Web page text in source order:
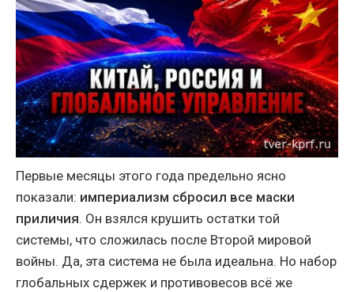
Первые месяцы этого года предельно ясно
показали: империализм сбросил все маски
приличия. Он взялся крушить остатки той
системы, что сложилась после Второй мировой
войны. Да, эта система не была идеальна. Но набор
глобальных сдержек и противовесов всё же